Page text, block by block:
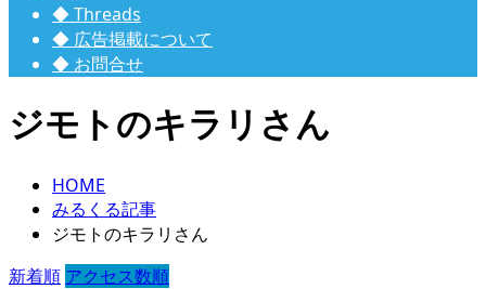
◆ Threads
◆ 広告掲載について
◆ お問合せ
ジモトのキラリさん
HOME
みるくる記事
ジモトのキラリさん
新着順 アクセス数順